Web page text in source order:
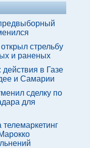
стрельбу
и раненых
в Газе
и Самарии
сделку по
для